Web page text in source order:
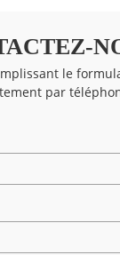
le
par